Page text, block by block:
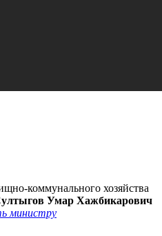
коммунального хозяйства
Умар Хажбикарович
министру